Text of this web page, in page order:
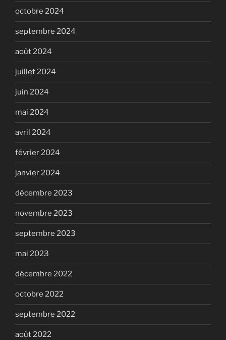
octobre 2024
septembre 2024
août 2024
juillet 2024
juin 2024
mai 2024
avril 2024
février 2024
janvier 2024
décembre 2023
novembre 2023
septembre 2023
mai 2023
décembre 2022
octobre 2022
septembre 2022
août 2022